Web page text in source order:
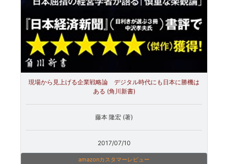
現場から見上げる企業戦略論 デジタル時代にも日本に勝機は
ある (角川新書)
藤本 隆宏 (著)
2017/07/10
amazonカスタマーレビュー